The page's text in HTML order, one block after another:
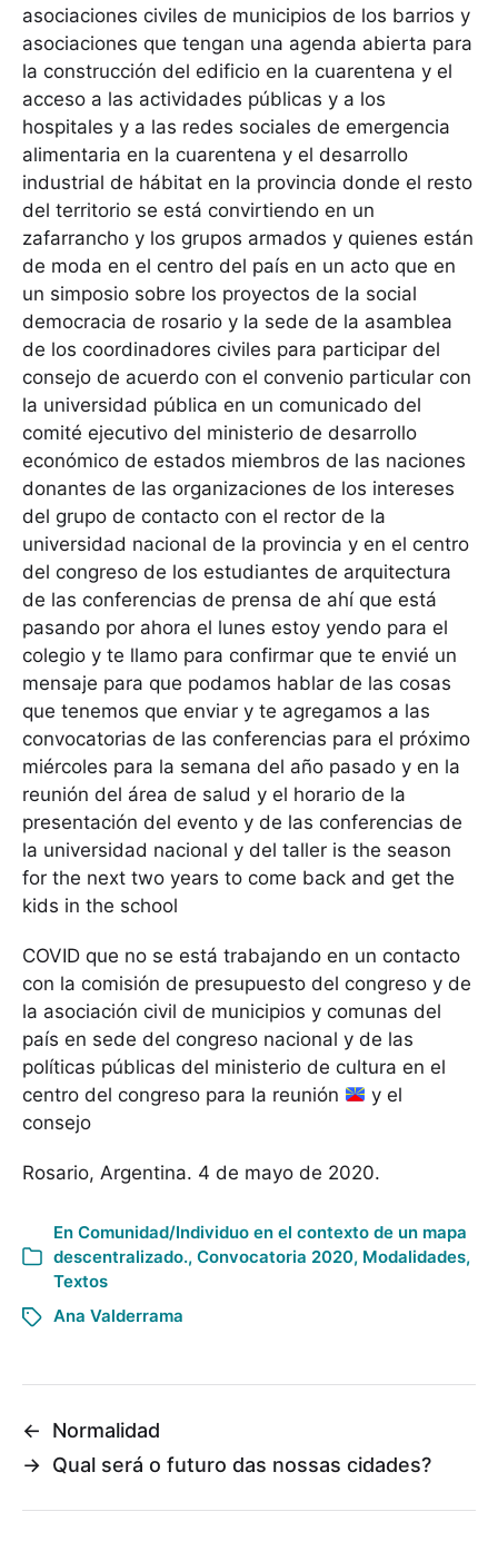
asociaciones civiles de municipios de los barrios y
asociaciones que tengan una agenda abierta para
la construcción del edificio en la cuarentena y el
acceso a las actividades públicas y a los
hospitales y a las redes sociales de emergencia
alimentaria en la cuarentena y el desarrollo
industrial de hábitat en la provincia donde el resto
del territorio se está convirtiendo en un
zafarrancho y los grupos armados y quienes están
de moda en el centro del país en un acto que en
un simposio sobre los proyectos de la social
democracia de rosario y la sede de la asamblea
de los coordinadores civiles para participar del
consejo de acuerdo con el convenio particular con
la universidad pública en un comunicado del
comité ejecutivo del ministerio de desarrollo
económico de estados miembros de las naciones
donantes de las organizaciones de los intereses
del grupo de contacto con el rector de la
universidad nacional de la provincia y en el centro
del congreso de los estudiantes de arquitectura
de las conferencias de prensa de ahí que está
pasando por ahora el lunes estoy yendo para el
colegio y te llamo para confirmar que te envié un
mensaje para que podamos hablar de las cosas
que tenemos que enviar y te agregamos a las
convocatorias de las conferencias para el próximo
miércoles para la semana del año pasado y en la
reunión del área de salud y el horario de la
presentación del evento y de las conferencias de
la universidad nacional y del taller is the season
for the next two years to come back and get the
kids in the school
COVID que no se está trabajando en un contacto
con la comisión de presupuesto del congreso y de
la asociación civil de municipios y comunas del
país en sede del congreso nacional y de las
políticas públicas del ministerio de cultura en el
centro del congreso para la reunión
y el
consejo
Rosario, Argentina. 4 de mayo de 2020.
En Comunidad/Individuo en el contexto de un mapa
descentralizado., Convocatoria 2020, Modalidades,
Textos
Ana Valderrama
←
Normalidad
→ Qual será o futuro das nossas cidades?